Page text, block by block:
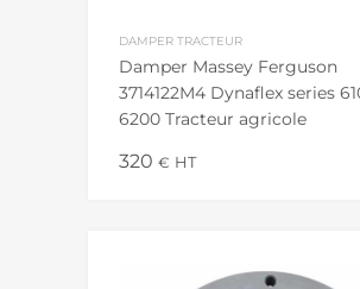
DAMPER TRACTEUR
Damper Massey Ferguson
3714122M4 Dynaflex series
6200 Tracteur agricole
320 € HT